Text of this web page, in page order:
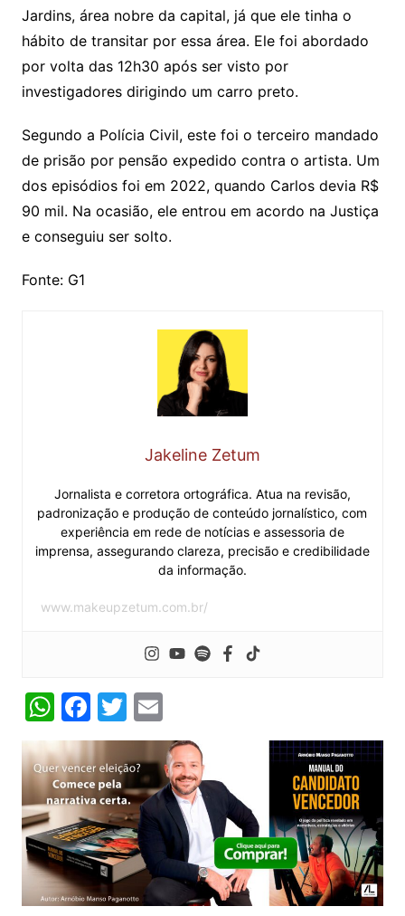
Jardins, área nobre da capital, já que ele tinha o
hábito de transitar por essa área. Ele foi abordado
por volta das 12h30 após ser visto por
investigadores dirigindo um carro preto.
Segundo a Polícia Civil, este foi o terceiro mandado
de prisão por pensão expedido contra o artista. Um
dos episódios foi em 2022, quando Carlos devia R$
90 mil. Na ocasião, ele entrou em acordo na Justiça
e conseguiu ser solto.
Fonte: G1
Jakeline Zetum
Jornalista e corretora ortográfica. Atua na revisão,
padronização e produção de conteúdo jornalístico, com
experiência em rede de notícias e assessoria de
imprensa, assegurando clareza, precisão e credibilidade
da informação.
www.makeupzetum.com.br/
W
h
at
s
A
p
p
F
a
c
e
b
o
o
T
w
itt
er
E
m
ai
l